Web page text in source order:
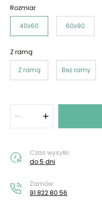
Rozmiar
40x60 60x90
Z ramą
Z ramą Bez ramy
Czas wysyłki:
do 5 dni
Zamów:
91 822 80 56